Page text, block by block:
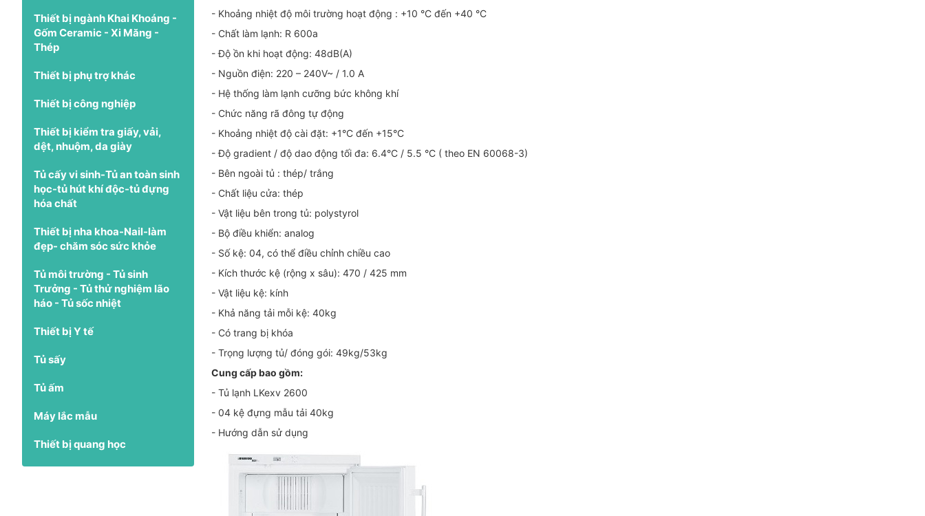
Thiết bị ngành Khai Khoáng -
Gốm Ceramic - Xi Măng -
Thép
Thiết bị phụ trợ khác
Thiết bị công nghiệp
Thiết bị kiểm tra giấy, vải,
dệt, nhuộm, da giày
Tủ cấy vi sinh-Tủ an toàn sinh
học-tủ hút khí độc-tủ đựng
hóa chất
Thiết bị nha khoa-Nail-làm
đẹp- chăm sóc sức khỏe
Tủ môi trường - Tủ sinh
Trưởng - Tủ thử nghiệm lão
háo - Tủ sốc nhiệt
Thiết bị Y tế
Tủ sấy
Tủ ấm
Máy lắc mẫu
Thiết bị quang học
- Khoảng nhiệt độ môi trường hoạt động : +10 °C đến +40 °C
- Chất làm lạnh: R 600a
- Độ ồn khi hoạt động: 48dB(A)
- Nguồn điện: 220 – 240V~ / 1.0 A
- Hệ thống làm lạnh cưỡng bức không khí
- Chức năng rã đông tự động
- Khoảng nhiệt độ cài đặt: +1°C đến +15°C
- Độ gradient / độ dao động tối đa: 6.4°C / 5.5 °C ( theo EN 60068-3)
- Bên ngoài tủ : thép/ trắng
- Chất liệu cửa: thép
- Vật liệu bên trong tủ: polystyrol
- Bộ điều khiển: analog
- Số kệ: 04, có thể điều chỉnh chiều cao
- Kích thước kệ (rộng x sâu): 470 / 425 mm
- Vật liệu kệ: kính
- Khả năng tải mỗi kệ: 40kg
- Có trang bị khóa
- Trọng lượng tủ/ đóng gói: 49kg/53kg
Cung cấp bao gồm:
- Tủ lạnh LKexv 2600
- 04 kệ đựng mẫu tải 40kg
- Hướng dẫn sử dụng